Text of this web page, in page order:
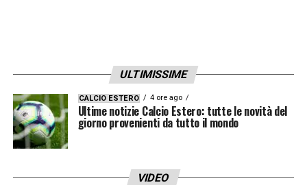
ULTIMISSIME
CALCIO ESTERO 4 ore ago
Ultime notizie Calcio Estero: tutte le novità del
giorno provenienti da tutto il mondo
VIDEO